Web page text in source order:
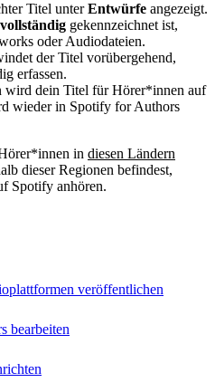
Titel unterEntwürfe angezeigt.
gekennzeichnet ist,
oder Audiodateien.
der Titel vorübergehend,
erfassen.
wird dein Titel für Hörer*innen auf
wieder in Spotify for Authors
in diesen Ländern
dieser Regionen befindest,
Spotify anhören.
veröffentlichen
bearbeiten